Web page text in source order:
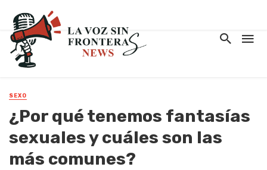
SEXO
¿Por qué tenemos fantasías
sexuales y cuáles son las
más comunes?